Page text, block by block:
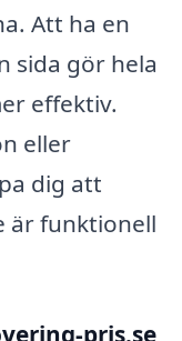
Att ha en
sida gör hela
effektiv.
eller
dig att
är funktionell
pris.se